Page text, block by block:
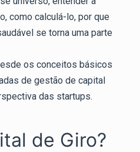
como calculá-lo, por que
se torna uma parte
os conceitos básicos
de gestão de capital
das startups.
de Giro?